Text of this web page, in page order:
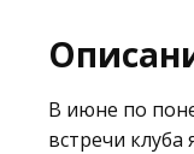
В июне по
встречи